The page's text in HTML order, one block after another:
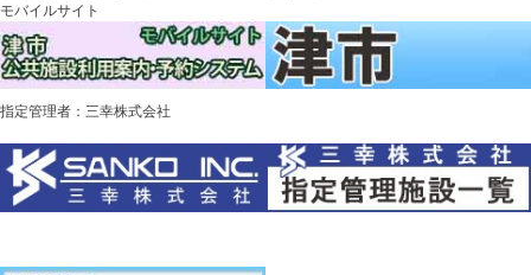
モバイルサイト
指定管理者：三幸株式会社